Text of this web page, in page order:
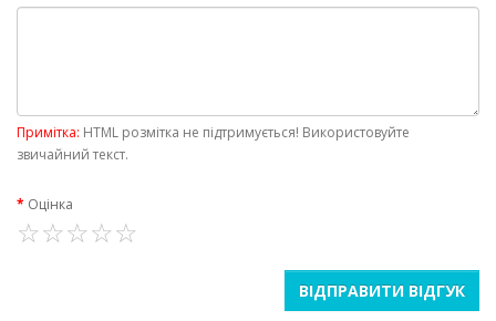
Примітка: HTML розмітка не підтримується! Використовуйте
звичайний текст.
Оцінка
ВІДПРАВИТИ ВІДГУК